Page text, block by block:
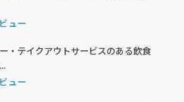
ュー
・テイクアウトサービスのある飲食
ュー